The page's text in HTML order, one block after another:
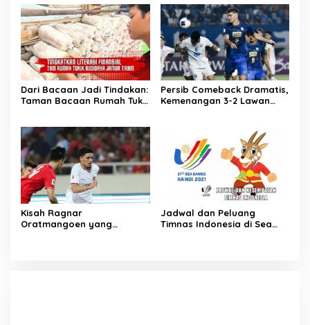
Dari Bacaan Jadi Tindakan:
Taman Bacaan Rumah Tukik
Ujung Kulon
Persib Comeback Dramatis,
Kemenangan 3-2 Lawan
Kisah Ragnar
Oratmangoen yang
Jadwal dan Peluang
Timnas Indonesia di Sea